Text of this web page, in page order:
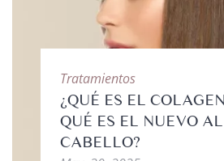
Tratamientos
¿QUÉ ES EL
QUÉ ES EL NUEVO
CABELLO?